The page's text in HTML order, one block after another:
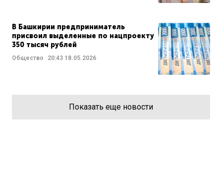
В Башкирии предприниматель
присвоил выделенные по нацпроекту
350 тысяч рублей
Общество 20:43 18.05.2026
Показать еще новости